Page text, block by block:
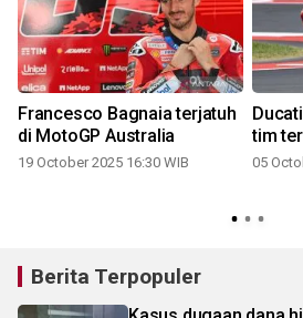
Francesco Bagnaia terjatuh
di MotoGP Australia
19 October 2025 16:30 WIB
tim
05
Berita Terpopuler